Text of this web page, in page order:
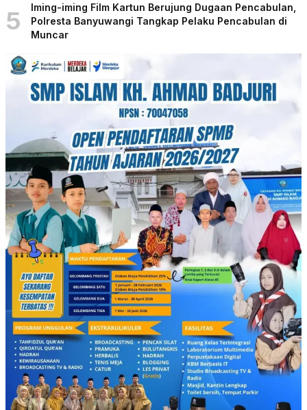
5
Iming-iming Film Kartun Berujung Dugaan Pencabulan,
Polresta Banyuwangi Tangkap Pelaku Pencabulan di
Muncar